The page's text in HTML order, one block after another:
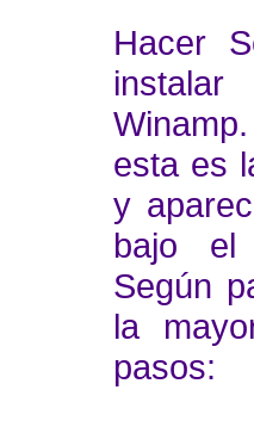
Hacer
esta es
y
bajo el
Según
la
pasos: